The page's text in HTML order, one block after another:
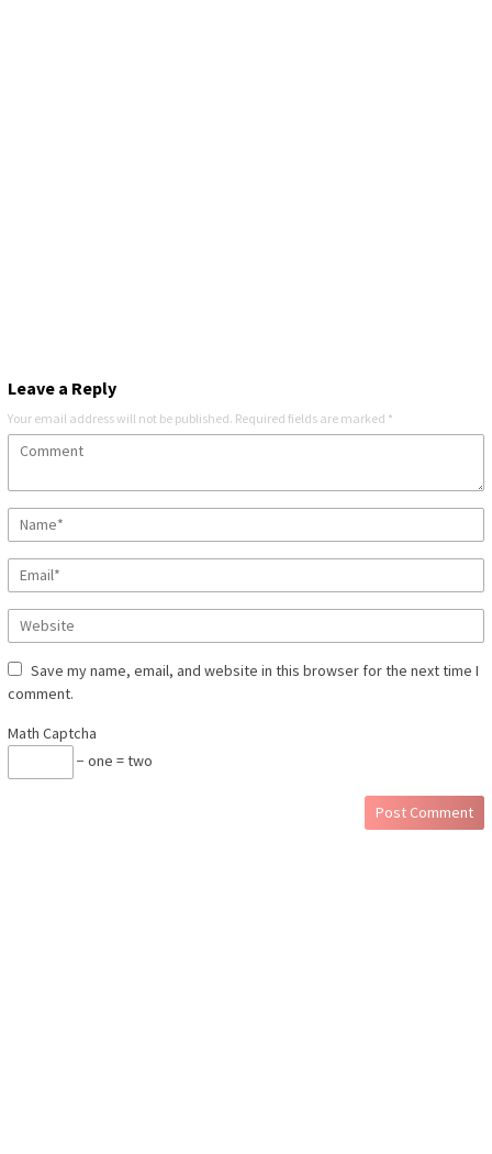
Leave a Reply
Your email address will not be published. Required fields are marked *
Save my name, email, and website in this browser for the next time I
comment.
Math Captcha
− one = two